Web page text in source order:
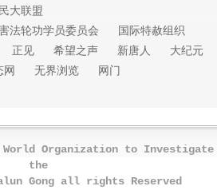
大联盟
法轮功学员委员会
国际特赦组织
正见 希望之声 新唐人
大纪元
网 无界浏览
网门
World Organization to Investigate
the
Gong all rights Reserved